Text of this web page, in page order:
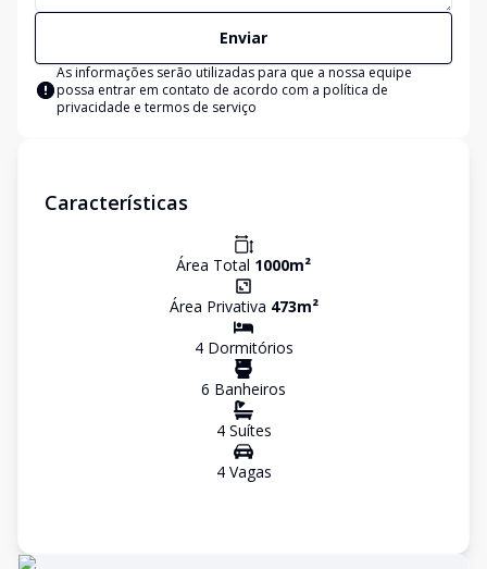
Enviar
As informações serão utilizadas para que a nossa equipe
possa entrar em contato de acordo com a política de
privacidade e termos de serviço
Características
Área Total 1000m²
Área Privativa 473m²
4Dormitórios
6 Banheiros
4Suítes
4Vagas